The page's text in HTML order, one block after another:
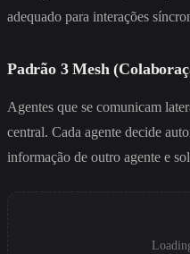
adequado para interações
Padrão 3 Mesh
Agentes que se comunicam
central. Cada agente decide
informação de outro agente e